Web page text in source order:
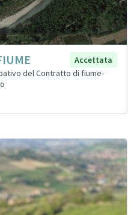
Accettata
del Contratto di fiume-